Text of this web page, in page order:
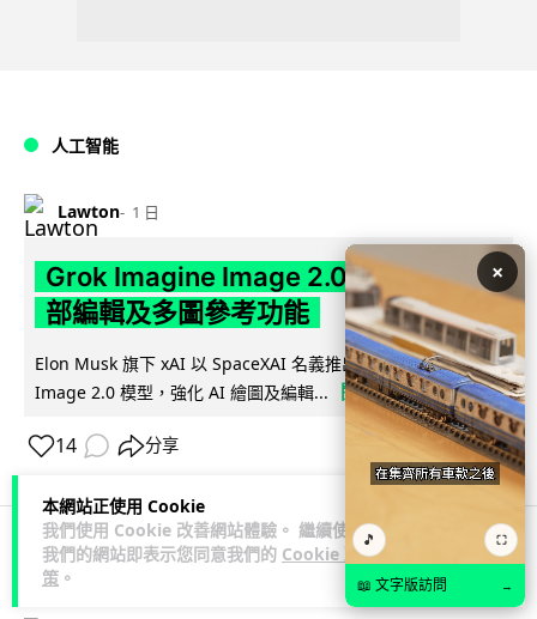
本網站正使用 Cookie
我們使用 Cookie 改善網站體驗。 繼續使用
我們的網站即表示您同意我們的 Cookie 政
策 。
人工智能
Lawton 1 日
Grok Imagine Image 2.0 推出 主打局
部編輯及多圖參考功能
Elon Musk 旗下 xAI 以 SpaceXAI 名義推出 Grok Imagine
Image 2.0 模型，強化 AI 繪圖及編輯...
閱讀全文
14 分享
人工智能
×
🎵 ⛶
📖 文字版訪問 →